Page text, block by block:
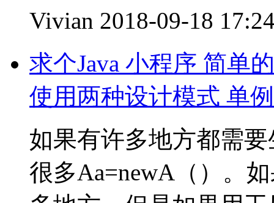
Vivian 2018-09-18
求个Java 小程序 简单
使用两种设计模式 单
如果有许多地方都需
很多Aa=newA（）。